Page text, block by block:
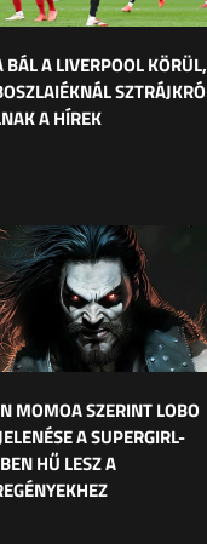
BÁL A LIVERPOOL KÖRÜL,
A HÍREK
MOMOA SZERINT LOBO
A SUPERGIRL-
HŰ LESZ A